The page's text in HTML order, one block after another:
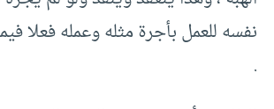
نفسه للعمل بأجرة مثله وعمله فعلا
.‏